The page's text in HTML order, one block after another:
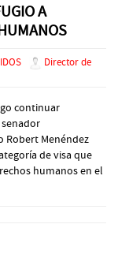
A
Director de
continuar
Robert Menéndez
de visa que
humanos en el